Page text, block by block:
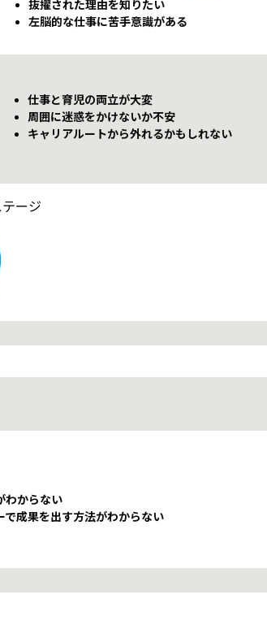
抜擢された理由を知りたい
左脳的な仕事に苦手意識がある
仕事と育児の両立が大変
周囲に迷惑をかけないか不安
キャリアルートから外れるかもしれない
ージ
わからない
成果を出す方法がわからない